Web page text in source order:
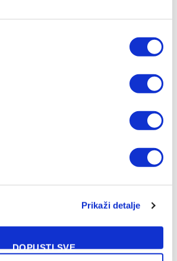
Prikaži detalje
DOPUSTI SVE
Zlatko Dalić ima novi angažman